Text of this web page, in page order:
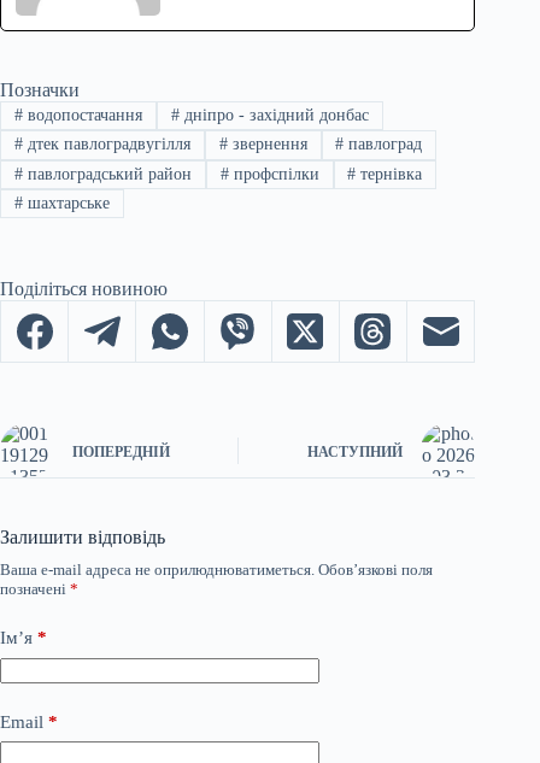
Позначки
#водопостачання #дніпро - західний донбас
#дтек павлоградвугілля #звернення # павлоград
#павлоградський район #профспілки # тернівка
#шахтарське
Поділіться новиною
ПОПЕРЕДНІЙ НАСТУПНИЙ
Залишити відповідь
Ваша e-mail адреса не оприлюднюватиметься. Обов’язкові поля
позначені *
Ім’я *
Email *